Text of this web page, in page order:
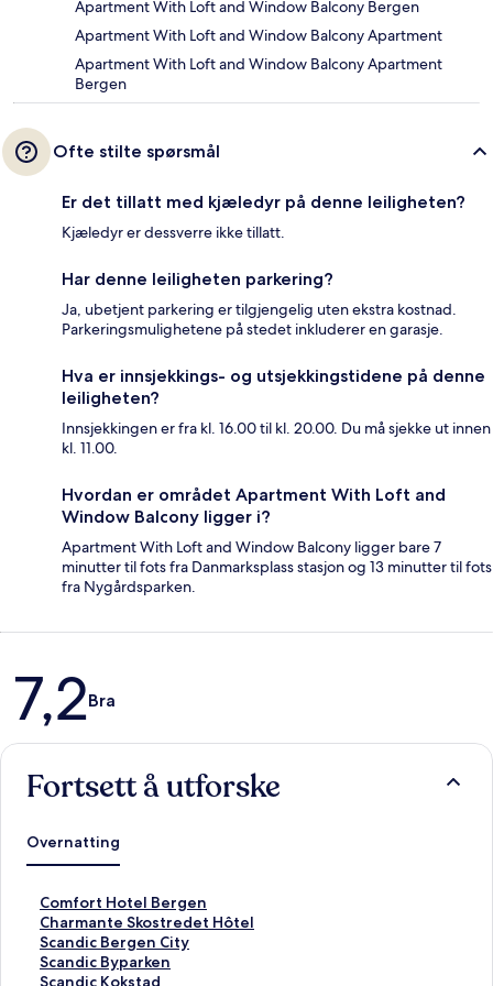
Apartment With Loft and Window Balcony Bergen
Apartment With Loft and Window Balcony Apartment
Apartment With Loft and Window Balcony Apartment
Bergen
Ofte stilte spørsmål
Er det tillatt med kjæledyr på denne leiligheten?
Kjæledyr er dessverre ikke tillatt.
Har denne leiligheten parkering?
Ja, ubetjent parkering er tilgjengelig uten ekstra kostnad.
Parkeringsmulighetene på stedet inkluderer en garasje.
Hva er innsjekkings- og utsjekkingstidene på denne
leiligheten?
Innsjekkingen er fra kl. 16.00 til kl. 20.00. Du må sjekke ut innen
kl. 11.00.
Hvordan er området Apartment With Loft and
Window Balcony ligger i?
Apartment With Loft and Window Balcony ligger bare 7
minutter til fots fra Danmarksplass stasjon og 13 minutter til fots
fra Nygårdsparken.
Anmeldelser
7,2Bra
Fortsett å utforske
Overnatting
Comfort Hotel Bergen
L
i
n
k
s
Charmante Skostredet Hôtel
L
i
n
k
Scandic Bergen City
L
i
n
Scandic Byparken
L
iScandic Kokstad
L